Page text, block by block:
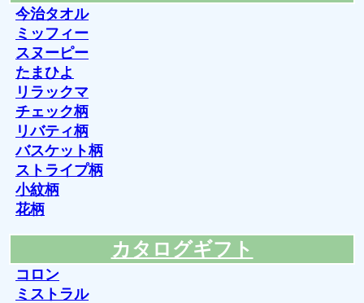
今治タオル
ミッフィー
スヌーピー
たまひよ
リラックマ
チェック柄
リバティ柄
バスケット柄
ストライプ柄
小紋柄
花柄
カタログギフト
コロン
ミストラル